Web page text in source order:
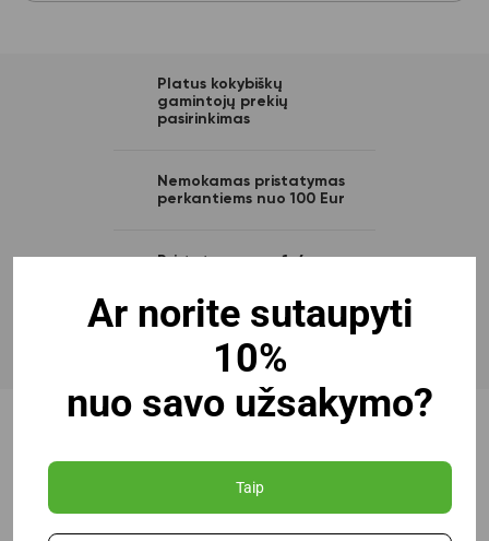
Platus kokybiškų
gamintojų prekių
pasirinkimas
Nemokamas pristatymas
perkantiems nuo 100 Eur
Pristatymas per 1-4
Profesionali pagalba ir
konsultacija
Ar norite sutaupyti
10%
nuo savo užsakymo?
Taip